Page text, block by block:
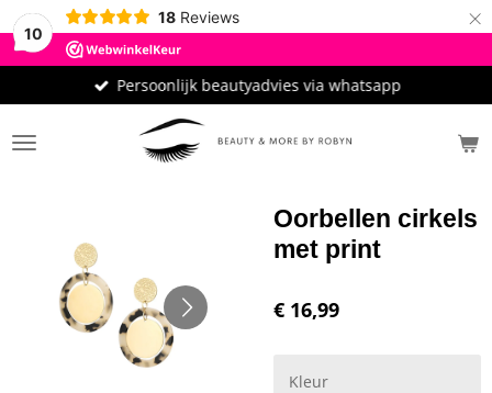
10
18 Reviews ×
Persoonlijk beautyadvies via whatsapp
Oorbellen cirkels
met print
€ 16,99
Kleur